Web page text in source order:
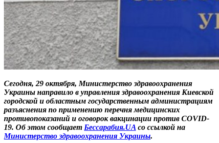
Сегодня, 29 октября, Министерство здравоохранения
Украины направило в управления здравоохранения Киевской
городской и областным государственным администрациям
разъяснения по применению перечня медицинских
противопоказаний и оговорок вакцинации против COVID-
19. Об этом сообщает Бессарабия.UA со ссылкой на
Министерство здравоохранения Украины.